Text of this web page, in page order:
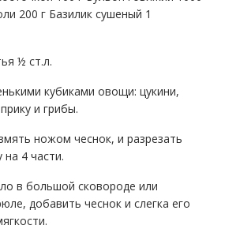
200 г Базилик сушеный 1
½ ст.л.
кубиками овощи: цукини,
и грибы.
ножом чеснок, и разрезать
4 части.
в большой сковороде или
добавить чеснок и слегка его